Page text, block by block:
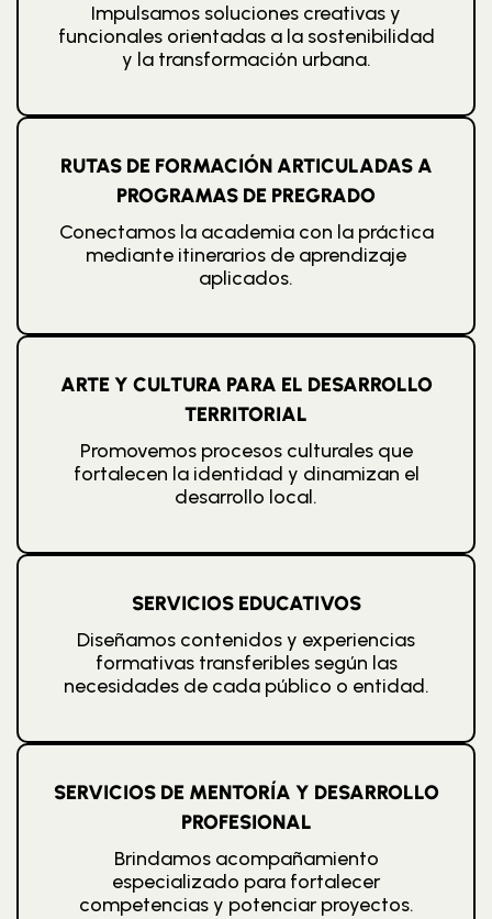
Impulsamos soluciones creativas y
funcionales orientadas a la sostenibilidad
y la transformación urbana.
RUTAS DE FORMACIÓN ARTICULADAS A
PROGRAMAS DE PREGRADO
Conectamos la academia con la práctica
mediante itinerarios de aprendizaje
aplicados.
ARTE Y CULTURA PARA EL DESARROLLO
TERRITORIAL
Promovemos procesos culturales que
fortalecen la identidad y dinamizan el
desarrollo local.
SERVICIOS EDUCATIVOS
Diseñamos contenidos y experiencias
formativas transferibles según las
necesidades de cada público o entidad.
SERVICIOS DE MENTORÍA Y DESARROLLO
PROFESIONAL
Brindamos acompañamiento
especializado para fortalecer
competencias y potenciar proyectos.